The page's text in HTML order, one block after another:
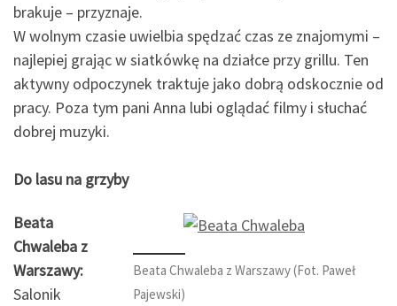
brakuje – przyznaje.
W wolnym czasie uwielbia spędzać czas ze znajomymi –
najlepiej grając w siatkówkę na działce przy grillu. Ten
aktywny odpoczynek traktuje jako dobrą odskocznie od
pracy. Poza tym pani Anna lubi oglądać filmy i słuchać
dobrej muzyki.
Do lasu na grzyby
Beata Chwaleba z Warszawy (Fot. Paweł
Pajewski)
Beata
Chwaleba z
Warszawy:
Salonik